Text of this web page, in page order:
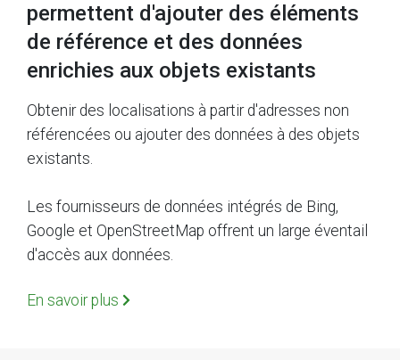
permettent d'ajouter des éléments
de référence et des données
enrichies aux objets existants
Obtenir des localisations à partir d'adresses non
référencées ou ajouter des données à des objets
existants.
Les fournisseurs de données intégrés de Bing,
Google et OpenStreetMap offrent un large éventail
d'accès aux données.
En savoir plus